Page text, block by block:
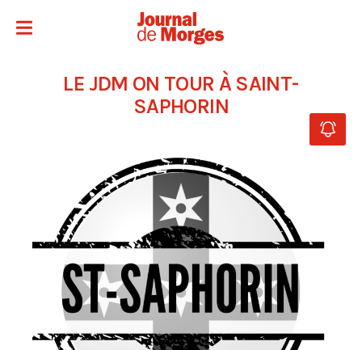
LE JDM ON TOUR À SAINT-
SAPHORIN